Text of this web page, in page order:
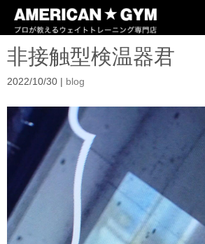
非接触型検温器君
2022/10/30 | blog